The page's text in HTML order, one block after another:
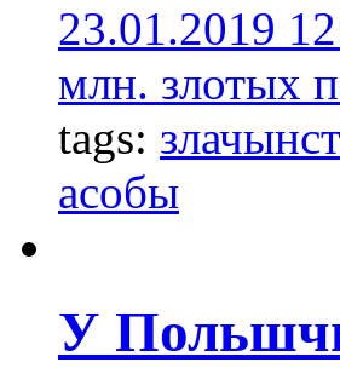
23.01.2019
млн. злотых
tags:
асобы
У Польшчы